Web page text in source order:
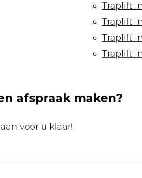
Traplift
Traplift
Traplift
Traplift
afspraak maken?
voor u klaar!